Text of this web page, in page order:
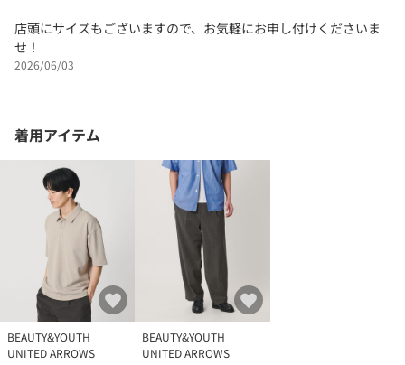
店頭にサイズもございますので、お気軽にお申し付けくださいま
せ！
2026/06/03
着用アイテム
BEAUTY&YOUTH
UNITED ARROWS
BEAUTY&YOUTH
UNITED ARROWS